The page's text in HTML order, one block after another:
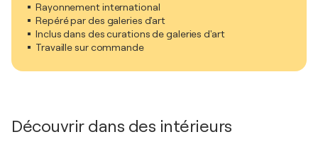
Rayonnement international
Repéré par des galeries d'art
Inclus dans des curations de galeries d'art
Travaille sur commande
Découvrir dans des intérieurs